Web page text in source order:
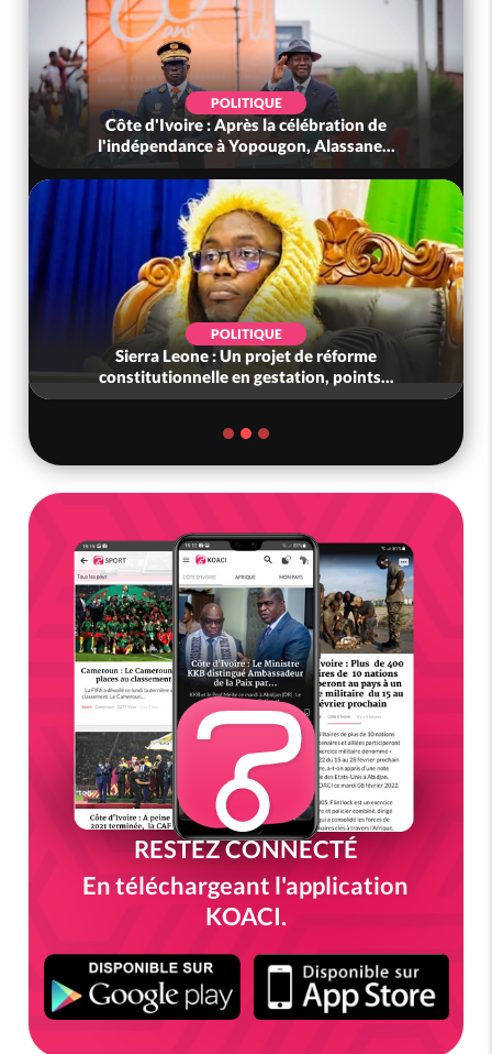
SOCIÉTÉ
Côte d'Ivoire : Indépendance, le GNL Apalo
Touré aux Gendarmes : « Renouvel...
SOCIÉTÉ
Côte d'Ivoire : L'arnaque au Mobile Money par
liens frauduleux se répand ac...
RESTEZ CONNECTÉ
En téléchargeant l'application
KOACI.